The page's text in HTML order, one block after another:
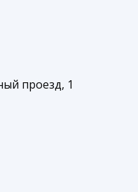
проезд, 1